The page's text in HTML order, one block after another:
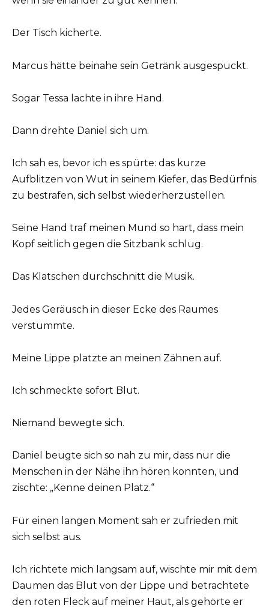
Der Tisch kicherte.
Marcus hätte beinahe sein Getränk ausgespuckt.
Sogar Tessa lachte in ihre Hand.
Dann drehte Daniel sich um.
Ich sah es, bevor ich es spürte: das kurze
Aufblitzen von Wut in seinem Kiefer, das Bedürfnis
zu bestrafen, sich selbst wiederherzustellen.
Seine Hand traf meinen Mund so hart, dass mein
Kopf seitlich gegen die Sitzbank schlug.
Das Klatschen durchschnitt die Musik.
Jedes Geräusch in dieser Ecke des Raumes
verstummte.
Meine Lippe platzte an meinen Zähnen auf.
Ich schmeckte sofort Blut.
Niemand bewegte sich.
Daniel beugte sich so nah zu mir, dass nur die
Menschen in der Nähe ihn hören konnten, und
zischte: „Kenne deinen Platz.“
Für einen langen Moment sah er zufrieden mit
sich selbst aus.
Ich richtete mich langsam auf, wischte mir mit dem
Daumen das Blut von der Lippe und betrachtete
den roten Fleck auf meiner Haut, als gehörte er